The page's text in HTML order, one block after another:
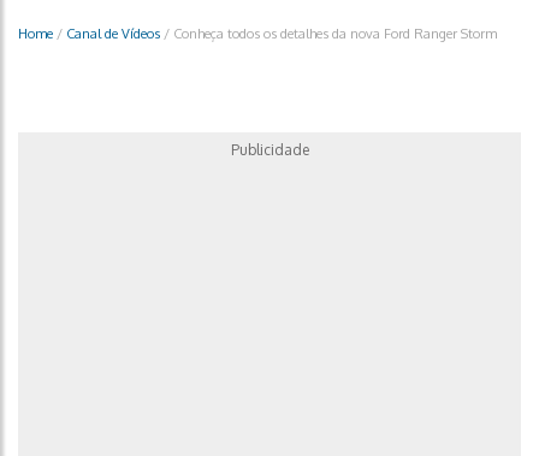
Home / Canal de Vídeos / Conheça todos os detalhes da nova Ford Ranger Storm
Publicidade